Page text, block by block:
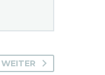
WEITER